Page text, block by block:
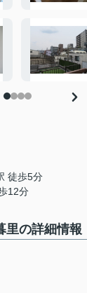
徒歩5分
12分
里の詳細情報